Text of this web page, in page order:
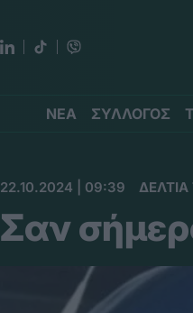
ΝΕΑ ΣΥΛΛΟΓΟΣ
22.10.2024 | 09:39
Σαν